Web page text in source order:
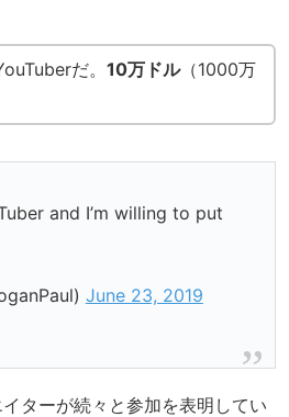
だ。 10万ドル（1000万
and I’m willing to put
June 23, 2019
ターが続々と参加を表明してい